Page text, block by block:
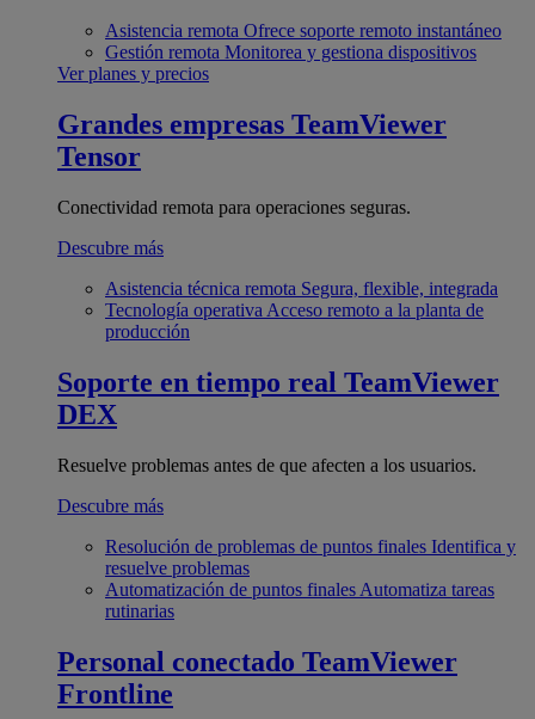
Asistencia remota Ofrece soporte remoto instantáneo
Gestión remota Monitorea y gestiona dispositivos
Ver planes y precios
Grandes empresas TeamViewer
Tensor
Conectividad remota para operaciones seguras.
Descubre más
Asistencia técnica remota Segura, flexible, integrada
Tecnología operativa Acceso remoto a la planta de
producción
Soporte en tiempo real TeamViewer
DEX
Resuelve problemas antes de que afecten a los usuarios.
Descubre más
Resolución de problemas de puntos finales Identifica y
resuelve problemas
Automatización de puntos finales Automatiza tareas
rutinarias
Personal conectado TeamViewer
Frontline